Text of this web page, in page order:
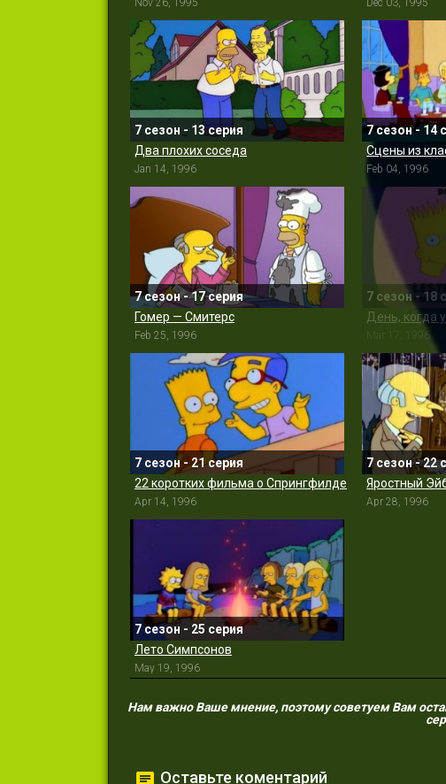
Nov 26, 1995 Dec 03, 1995
7 сезон - 13 серия
Два плохих соседа
Jan 14, 1996
7 сезон - 14
Feb 04, 1996
7 сезон - 17 серия
Гомер — Смитерс
Feb 25, 1996
7 сезон - 18
День, когда
Mar 17, 1996
7 сезон - 21 серия
22 коротких фильма о Спрингфилде
Apr 14, 1996
7 сезон - 22
Apr 28, 1996
7 сезон - 25 серия
Лето Симпсонов
May 19, 1996
Нам важно Ваше мнение, поэтому советуем Вам
Оставьте коментарий